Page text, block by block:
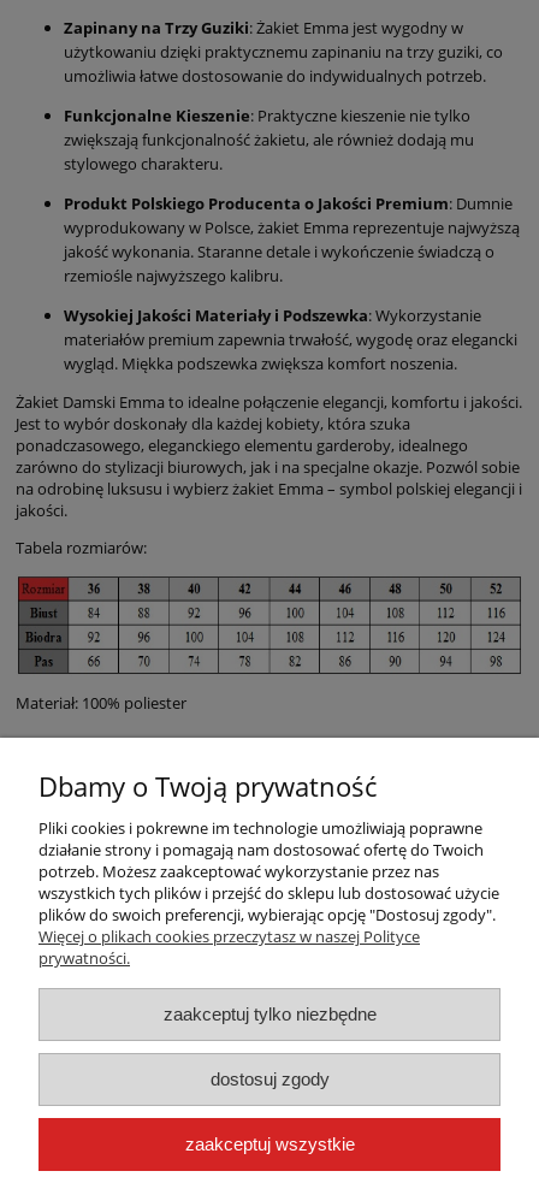
Zapinany na Trzy Guziki: Żakiet Emma jest wygodny w
użytkowaniu dzięki praktycznemu zapinaniu na trzy guziki, co
umożliwia łatwe dostosowanie do indywidualnych potrzeb.
Funkcjonalne Kieszenie: Praktyczne kieszenie nie tylko
zwiększają funkcjonalność żakietu, ale również dodają mu
stylowego charakteru.
Produkt Polskiego Producenta o Jakości Premium: Dumnie
wyprodukowany w Polsce, żakiet Emma reprezentuje najwyższą
jakość wykonania. Staranne detale i wykończenie świadczą o
rzemiośle najwyższego kalibru.
Wysokiej Jakości Materiały i Podszewka: Wykorzystanie
materiałów premium zapewnia trwałość, wygodę oraz elegancki
wygląd. Miękka podszewka zwiększa komfort noszenia.
Żakiet Damski Emma to idealne połączenie elegancji, komfortu i jakości.
Jest to wybór doskonały dla każdej kobiety, która szuka
ponadczasowego, eleganckiego elementu garderoby, idealnego
zarówno do stylizacji biurowych, jak i na specjalne okazje. Pozwól sobie
na odrobinę luksusu i wybierz żakiet Emma – symbol polskiej elegancji i
jakości.
Tabela rozmiarów:
Materiał: 100% poliester
Warunki zakupów
Moje konto
Płatności i dostawa
Informacje
Dbamy o Twoją prywatność
Pliki cookies i pokrewne im technologie umożliwiają poprawne
działanie strony i pomagają nam dostosować ofertę do Twoich
potrzeb. Możesz zaakceptować wykorzystanie przez nas
wszystkich tych plików i przejść do sklepu lub dostosować użycie
plików do swoich preferencji, wybierając opcję "Dostosuj zgody".
Więcej o plikach cookies przeczytasz w naszej Polityce
prywatności.
zaakceptuj tylko niezbędne
dostosuj zgody
zaakceptuj wszystkie